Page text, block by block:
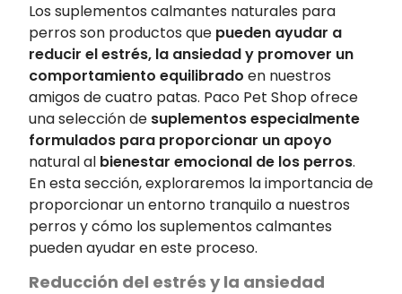
Los suplementos calmantes naturales para
perros son productos que pueden ayudar a
reducir el estrés, la ansiedad y promover un
comportamiento equilibrado en nuestros
amigos de cuatro patas. Paco Pet Shop ofrece
una selección de suplementos especialmente
formulados para proporcionar un apoyo
natural al bienestar emocional de los perros.
En esta sección, exploraremos la importancia de
proporcionar un entorno tranquilo a nuestros
perros y cómo los suplementos calmantes
pueden ayudar en este proceso.
Reducción del estrés y la ansiedad